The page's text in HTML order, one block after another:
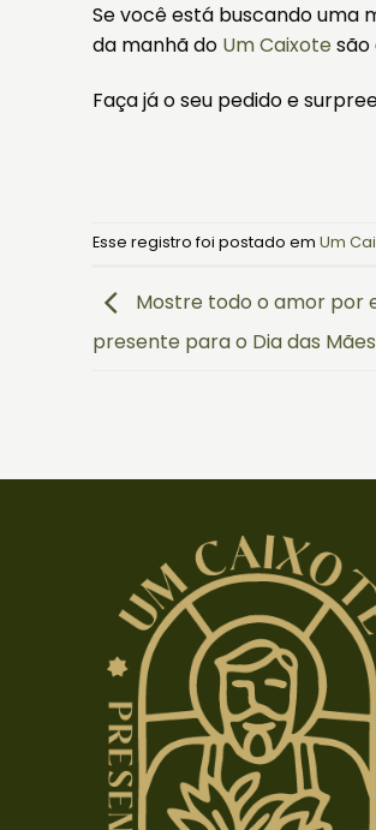
Se você está buscando uma
da manhã do Um Caixotesão
Faça já o seu pedido e
Esse registro foi postado em Um
Mostre todo o amor por
presente para o Dia das Mães